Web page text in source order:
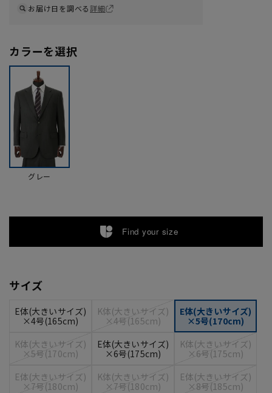
お届け日を調べる詳細
カラーを選択
グレー
Find your size
サイズ
E体(大きいサイズ)
×4号(165cm)
K体(大きいサイズ)
×4号(165cm)
E体(大きいサイズ)
×5号(170cm)
K体(大きいサイズ)
×5号(170cm)
E体(大きいサイズ)
×6号(175cm)
K体(大きいサイズ)
×6号(175cm)
E体(大きいサイズ)
×7号(180cm)
K体(大きいサイズ)
×7号(180cm)
E体(大きいサイズ)
×8号(185cm)